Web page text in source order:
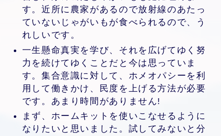
す。近所に農家があるので放射線のあたっ
ていないじゃがいもが食べられるので、う
れしいです。
一生懸命真実を学び、それを広げてゆく努
力を続けてゆくことだと今は思っていま
す。集合意識に対して、ホメオパシーを利
用して働きかけ、民度を上げる方法が必要
です。あまり時間がありません!
まず、ホームキットを使いこなせるように
なりたいと思いました。試してみないと分